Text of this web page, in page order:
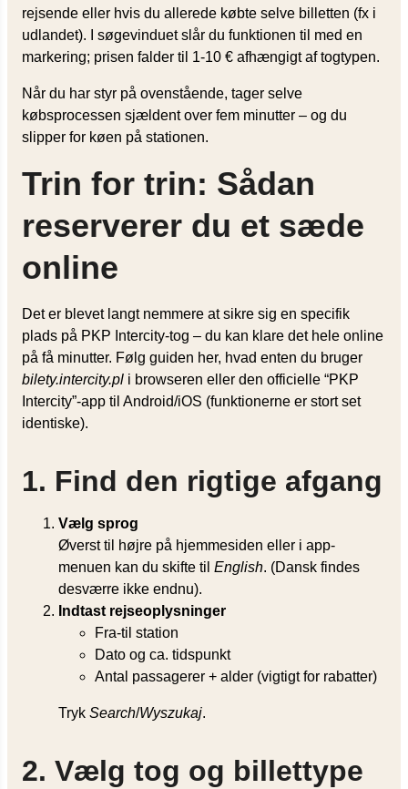
rejsende eller hvis du allerede købte selve billetten (fx i
udlandet). I søgevinduet slår du funktionen til med en
markering; prisen falder til 1-10 € afhængigt af togtypen.
Når du har styr på ovenstående, tager selve
købsprocessen sjældent over fem minutter – og du
slipper for køen på stationen.
Trin for trin: Sådan
reserverer du et sæde
online
Det er blevet langt nemmere at sikre sig en specifik
plads på PKP Intercity-tog – du kan klare det hele online
på få minutter. Følg guiden her, hvad enten du bruger
bilety.intercity.pl i browseren eller den officielle “PKP
Intercity”-app til Android/iOS (funktionerne er stort set
identiske).
1. Find den rigtige afgang
Vælg sprog
Øverst til højre på hjemmesiden eller i app-
menuen kan du skifte til English. (Dansk findes
desværre ikke endnu).
Indtast rejseoplysninger
Fra-til station
Dato og ca. tidspunkt
Antal passagerer + alder (vigtigt for rabatter)
Tryk Search/Wyszukaj.
2. Vælg tog og billettype